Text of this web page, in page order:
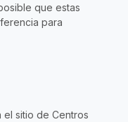
que estas
para
el sitio de Centros